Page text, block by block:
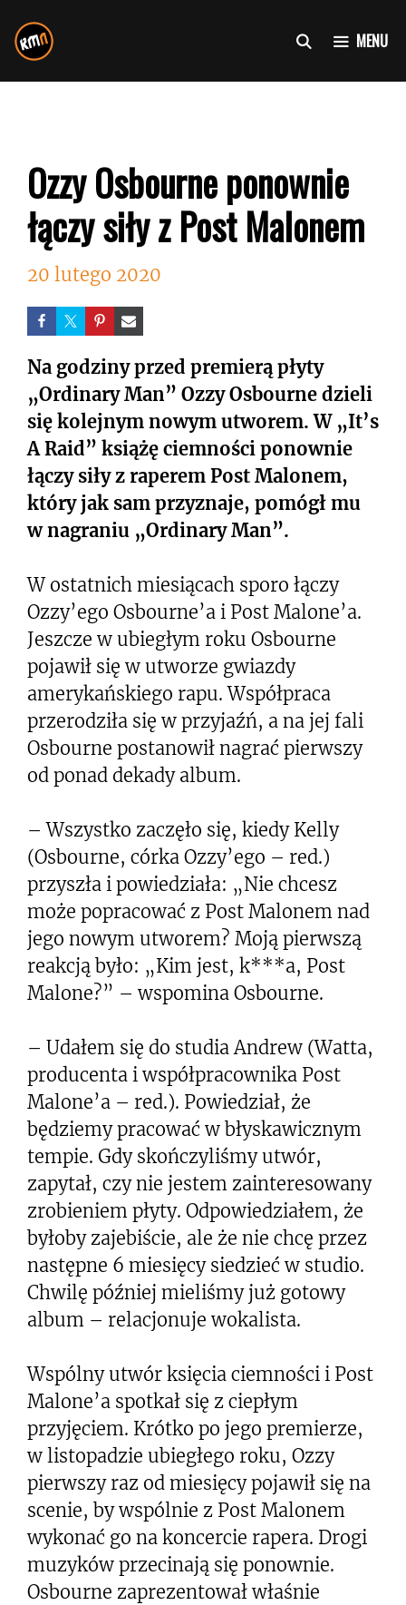
do
treści
MENU
Ozzy Osbourne ponownie
łączy siły z Post Malonem
20 lutego 2020
Na godziny przed premierą płyty
„Ordinary Man” Ozzy Osbourne dzieli
się kolejnym nowym utworem. W „It’s
A Raid” książę ciemności ponownie
łączy siły z raperem Post Malonem,
który jak sam przyznaje, pomógł mu
w nagraniu „Ordinary Man”.
W ostatnich miesiącach sporo łączy
Ozzy’ego Osbourne’a i Post Malone’a.
Jeszcze w ubiegłym roku Osbourne
pojawił się w utworze gwiazdy
amerykańskiego rapu. Współpraca
przerodziła się w przyjaźń, a na jej fali
Osbourne postanowił nagrać pierwszy
od ponad dekady album.
– Wszystko zaczęło się, kiedy Kelly
(Osbourne, córka Ozzy’ego – red.)
przyszła i powiedziała: „Nie chcesz
może popracować z Post Malonem nad
jego nowym utworem? Moją pierwszą
reakcją było: „Kim jest, k***a, Post
Malone?” – wspomina Osbourne.
– Udałem się do studia Andrew (Watta,
producenta i współpracownika Post
Malone’a – red.). Powiedział, że
będziemy pracować w błyskawicznym
tempie. Gdy skończyliśmy utwór,
zapytał, czy nie jestem zainteresowany
zrobieniem płyty. Odpowiedziałem, że
byłoby zajebiście, ale że nie chcę przez
następne 6 miesięcy siedzieć w studio.
Chwilę później mieliśmy już gotowy
album – relacjonuje wokalista.
Wspólny utwór księcia ciemności i Post
Malone’a spotkał się z ciepłym
przyjęciem. Krótko po jego premierze,
w listopadzie ubiegłego roku, Ozzy
pierwszy raz od miesięcy pojawił się na
scenie, by wspólnie z Post Malonem
wykonać go na koncercie rapera. Drogi
muzyków przecinają się ponownie.
Osbourne zaprezentował właśnie